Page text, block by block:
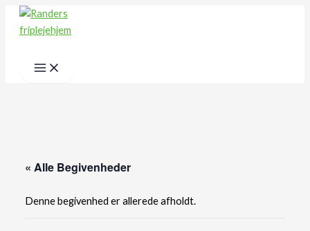
Menu
« Alle Begivenheder
Denne begivenhed er allerede afholdt.